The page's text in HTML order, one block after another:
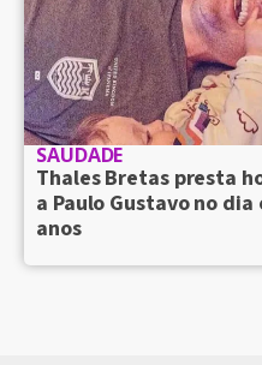
SAUDADE
Thales Bretas presta
a Paulo Gustavo no
anos